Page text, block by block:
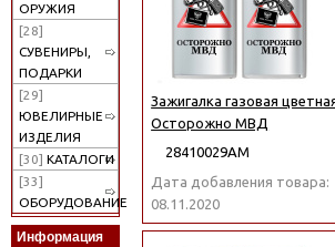
ОРУЖИЯ
[28]
СУВЕНИРЫ,
ПОДАРКИ
[29]
ЮВЕЛИРНЫЕ
ИЗДЕЛИЯ
[30] КАТАЛОГИ
[33]
ОБОРУДОВАНИЕ
Информация
Зажигалка газовая
Осторожно МВД
28410029АМ
Дата добавления товара:
08.11.2020